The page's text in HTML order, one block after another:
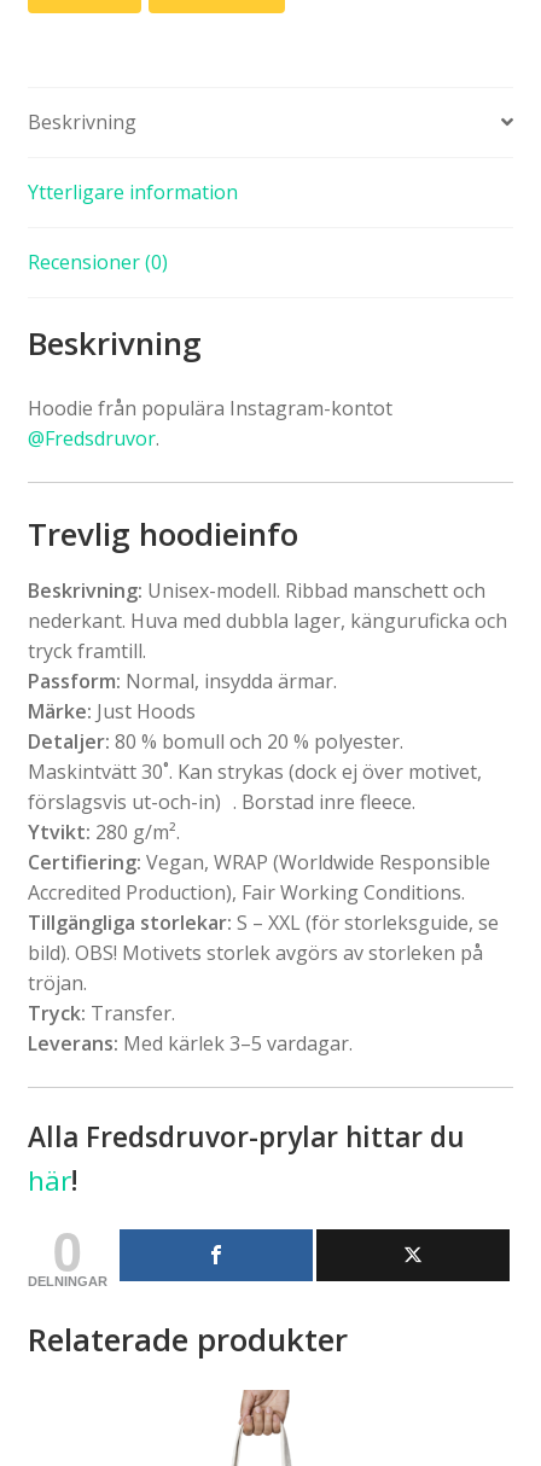
Beskrivning
Ytterligare information
Recensioner (0)
Beskrivning
Hoodie från populära Instagram-kontot
@Fredsdruvor.
Trevlig hoodieinfo
Beskrivning: Unisex-modell. Ribbad manschett och
nederkant. Huva med dubbla lager, känguruficka och
tryck framtill.
Passform: Normal, insydda ärmar.
Märke: Just Hoods
Detaljer: 80 % bomull och 20 % polyester.
Maskintvätt 30˚. Kan strykas (dock ej över motivet,
förslagsvis ut-och-in) . Borstad inre fleece.
Ytvikt: 280 g/m².
Certifiering: Vegan, WRAP (Worldwide Responsible
Accredited Production), Fair Working Conditions.
Tillgängliga storlekar: S – XXL (för storleksguide, se
bild). OBS! Motivets storlek avgörs av storleken på
tröjan.
Tryck: Transfer.
Leverans: Med kärlek 3–5 vardagar.
Alla Fredsdruvor-prylar hittar du
här!
0
DELNINGAR
Relaterade produkter